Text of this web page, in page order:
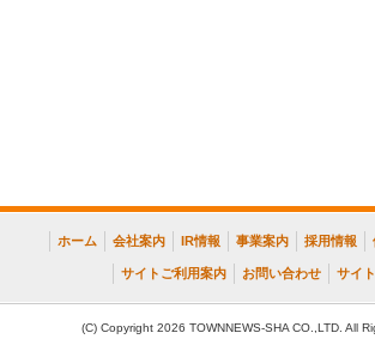
ホーム 会社案内 IR情報 事業案内 採用情報
サイトご利用案内 お問い合わせ サイ
(C) Copyright 2026 TOWNNEWS-SHA CO.,LTD. All